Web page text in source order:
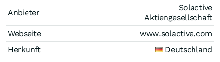
Anbieter
Solactive
Aktiengesellschaft
Webseite
www.solactive.com
Herkunft
Deutschland